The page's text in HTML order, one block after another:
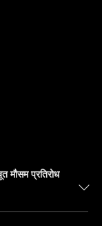
मौसम प्रतिरोध